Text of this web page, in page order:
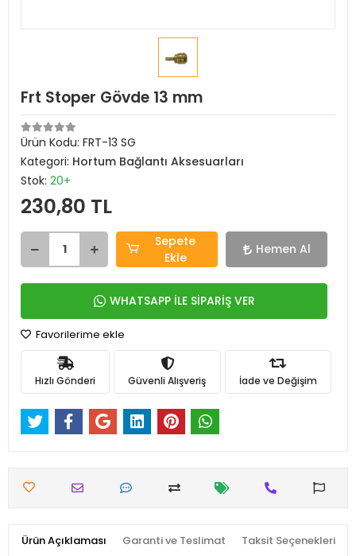
Frt Stoper Gövde 13 mm
Ürün Kodu: FRT-13 SG
Kategori: Hortum Bağlantı Aksesuarları
Stok: 20+
230,80 TL
Sepete
Ekle
Hemen Al
WHATSAPP İLE SİPARİŞ VER
Favorilerime ekle
Hızlı Gönderi Güvenli Alışveriş İade ve Değişim
Ürün Açıklaması Garanti ve Teslimat Taksit Seçenekleri